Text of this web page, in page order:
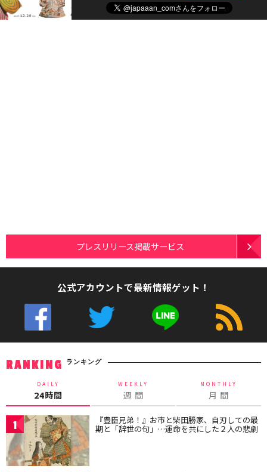
プレスリリース掲載サービス
公式アカウントで最新情報ゲット！
RANKING ランキング
DAILY
24時間
WEEKLY
週 間
MONTHLY
月 間
1 『豊臣兄弟！』お市と柴田勝家、自刃しての最
期と「辞世の句」…運命を共にした２人の悲劇